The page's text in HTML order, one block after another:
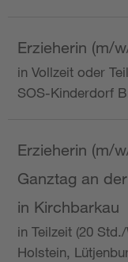
Erzieherin (m/
in Vollzeit oder
SOS-Kinderdorf
Erzieherin (m/
Ganztag an
in Kirchbarkau
in Teilzeit (20
Holstein,